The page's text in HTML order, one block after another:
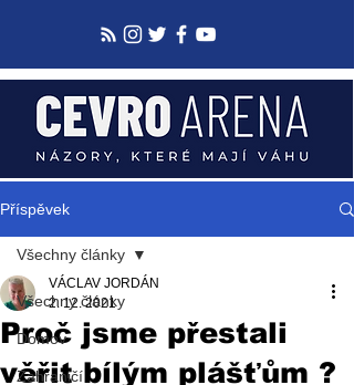
Příspěvek
Všechny články
Domov
Zahraničí
Všechny články
Proč jsme přestali
věřit bílým plášťům ?
VÁCLAV JORDÁN
2. 12. 2021